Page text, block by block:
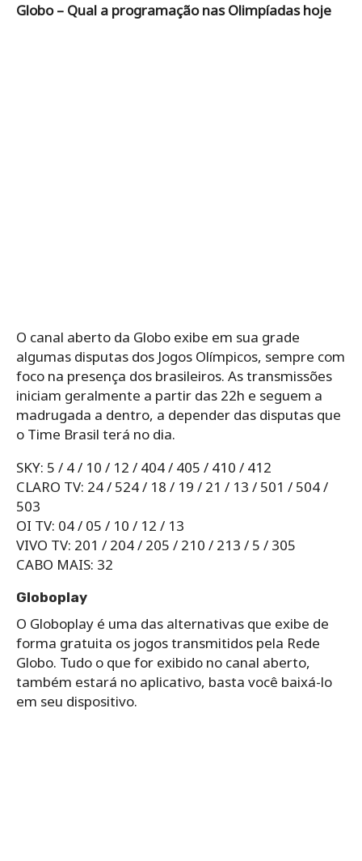
Globo – Qual a programação nas Olimpíadas hoje
O canal aberto da Globo exibe em sua grade
algumas disputas dos Jogos Olímpicos, sempre com
foco na presença dos brasileiros. As transmissões
iniciam geralmente a partir das 22h e seguem a
madrugada a dentro, a depender das disputas que
o Time Brasil terá no dia.
SKY: 5 / 4 / 10 / 12 / 404 / 405 / 410 / 412
CLARO TV: 24 / 524 / 18 / 19 / 21 / 13 / 501 / 504 /
503
OI TV: 04 / 05 / 10 / 12 / 13
VIVO TV: 201 / 204 / 205 / 210 / 213 / 5 / 305
CABO MAIS: 32
Globoplay
O Globoplay é uma das alternativas que exibe de
forma gratuita os jogos transmitidos pela Rede
Globo. Tudo o que for exibido no canal aberto,
também estará no aplicativo, basta você baixá-lo
em seu dispositivo.